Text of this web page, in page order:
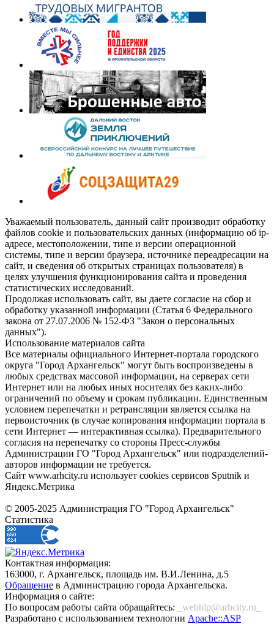
Уважаемый пользователь, данный сайт производит обработку
файлов cookie и пользовательских данных (информацию об ip-
адресе, местоположении, типе и версии операционной
системы, типе и версии браузера, источнике переадресации на
сайт, и сведения об открытых страницах пользователя) в
целях улучшения функционирования сайта и проведения
статистических исследований.
Продолжая использовать сайт, вы даете согласие на сбор и
обработку указанной информации (Статья 6 Федерального
закона от 27.07.2006 № 152-ФЗ "Закон о персональных
данных").
Использование материалов сайта
Все материалы официального Интернет-портала городского
округа "Город Архангельск" могут быть воспроизведены в
любых средствах массовой информации, на серверах сети
Интернет или на любых иных носителях без каких-либо
ограничений по объему и срокам публикации. Единственным
условием перепечатки и ретрансляции является ссылка на
первоисточник (в случае копирования информации портала в
сети Интернет — интерактивная ссылка). Предварительного
согласия на перепечатку со стороны Пресс-службы
Администрации ГО "Город Архангельск" или подразделений-
авторов информации не требуется.
Сайт www.arhcity.ru использует cookies сервисов Sputnik и
Яндекс.Метрика
© 2005-2025 Администрация ГО "Город Архангельск"
Статистика
Контактная информация:
163000, г. Архангельск, площадь им. В.И.Ленина, д.5
Обращение в Администрацию города Архангельска.
Информация о сайте:
По вопросам работы сайта обращайтесь:
_webhlp@arhcity.ru_
Разработано с использованием технологии Apache::ASP